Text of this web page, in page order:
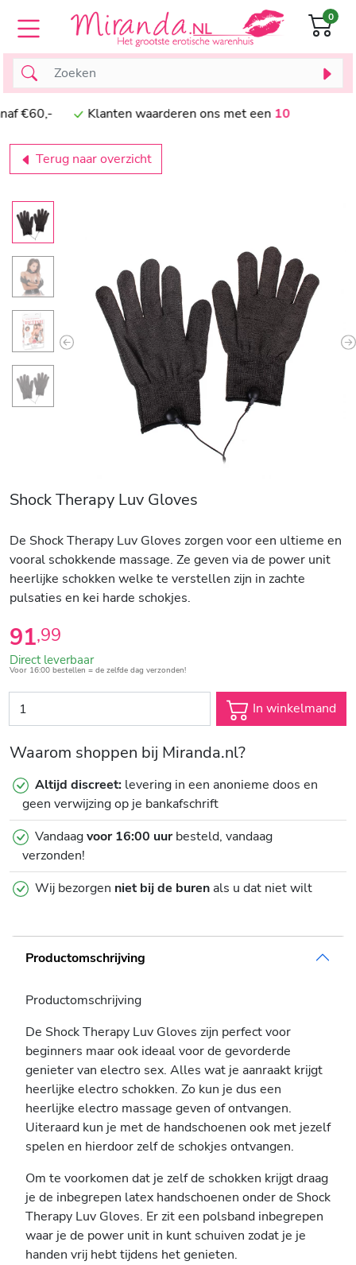
€60,- Klanten waarderen ons met een
0
Terug naar overzicht
Previous
Shock Therapy Luv Gloves
De Shock Therapy Luv Gloves zorgen voor een ultieme en
vooral schokkende massage. Ze geven via de power unit
heerlijke schokken welke te verstellen zijn in zachte
pulsaties en kei harde schokjes.
91,99
Direct leverbaar
Voor 16:00 bestellen = de zelfde dag verzonden!
In winkelmand
Waarom shoppen bij Miranda.nl?
Altijd discreet: levering in een anonieme doos en
geen verwijzing op je bankafschrift
Vandaagvoor 16:00 uurbesteld, vandaag
verzonden!
Wij bezorgen niet bij de burenals u dat niet wilt
Productomschrijving
Productomschrijving
De Shock Therapy Luv Gloves zijn perfect voor
beginners maar ook ideaal voor de gevorderde
genieter van electro sex. Alles wat je aanraakt krijgt
heerlijke electro schokken. Zo kun je dus een
heerlijke electro massage geven of ontvangen.
Uiteraard kun je met de handschoenen ook met jezelf
spelen en hierdoor zelf de schokjes ontvangen.
Om te voorkomen dat je zelf de schokken krijgt draag
je de inbegrepen latex handschoenen onder de Shock
Therapy Luv Gloves. Er zit een polsband inbegrepen
waar je de power unit in kunt schuiven zodat je je
handen vrij hebt tijdens het genieten.